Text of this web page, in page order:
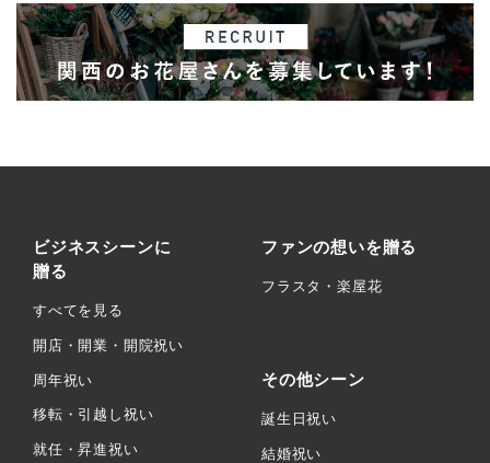
ビジネスシーンに
贈る
すべてを見る
開店・開業・開院祝い
周年祝い
移転・引越し祝い
就任・昇進祝い
ファンの想いを贈る
フラスタ・楽屋花
その他シーン
誕生日祝い
結婚祝い